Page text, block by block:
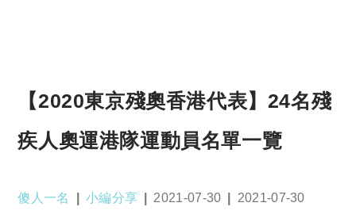
【2020東京殘奧香港代表】24名殘
疾人奧運港隊運動員名單一覽
Post
傻人一名
Post
小編分享
Post
2021-07-30
Post
2021-07-30